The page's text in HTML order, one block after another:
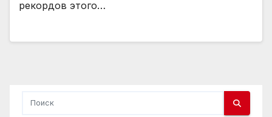
рекордов этого…